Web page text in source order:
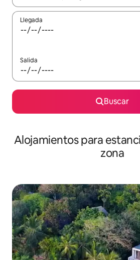
Llegada
Salida
Buscar
Alojamientos para
zona